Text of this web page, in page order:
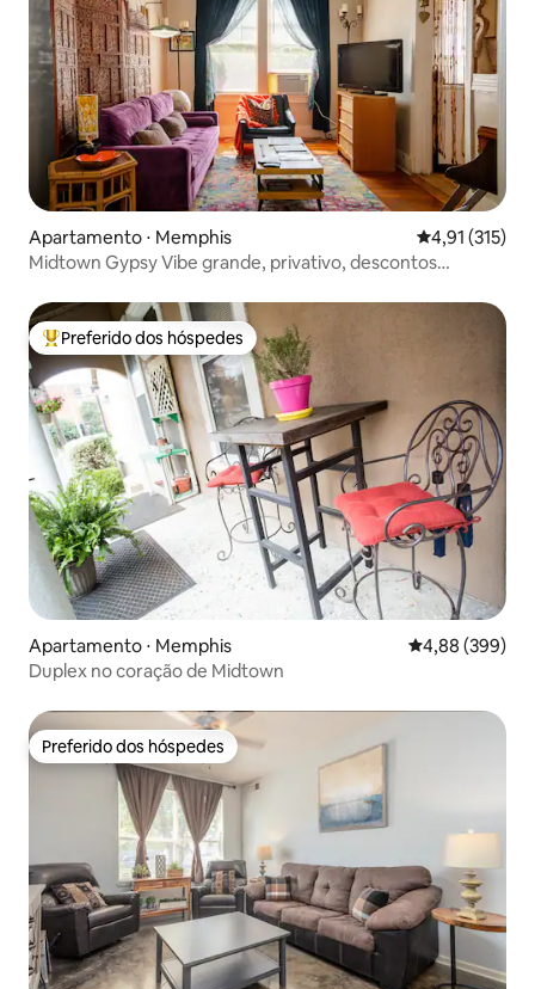
Apartamento ⋅ Memphis 4,91 de uma
4,91 (315)
Midtown Gypsy Vibe grande, privativo, descontos
Entre os melhores preferidos dos hóspedes
Preferido dos hóspedes
Apartamento ⋅ Memphis 4,88 de uma
4,88 (399)
Duplex no coração de Midtown
Preferido dos hóspedes
Preferido dos hóspedes